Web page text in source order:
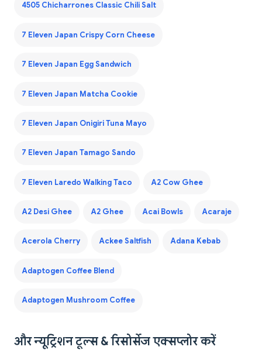
4505 Chicharrones Classic Chili Salt
7 Eleven Japan Crispy Corn Cheese
7 Eleven Japan Egg Sandwich
7 Eleven Japan Matcha Cookie
7 Eleven Japan Onigiri Tuna Mayo
7 Eleven Japan Tamago Sando
7 Eleven Laredo Walking Taco A2 Cow Ghee
A2 Desi Ghee A2 Ghee Acai Bowls Acaraje
Acerola Cherry Ackee Saltfish Adana Kebab
Adaptogen Coffee Blend
Adaptogen Mushroom Coffee
और न्यूट्रिशन टूल्स & रिसोर्सेज एक्सप्लोर करें